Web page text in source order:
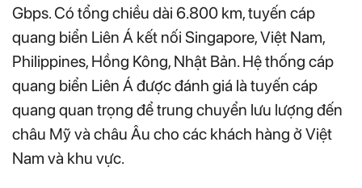
Gbps. Có tổng chiều dài 6.800 km, tuyến cáp
quang biển Liên Á kết nối Singapore, Việt Nam,
Philippines, Hồng Kông, Nhật Bản. Hệ thống cáp
quang biển Liên Á được đánh giá là tuyến cáp
quang quan trọng để trung chuyển lưu lượng đến
châu Mỹ và châu Âu cho các khách hàng ở Việt
Nam và khu vực.